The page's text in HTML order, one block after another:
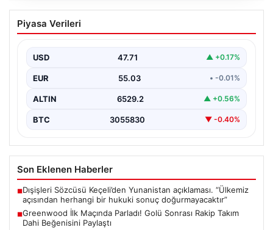
Greenwood İlk Maçında Parladı! Golü
Sonrası Rakip Takım Dahi Beğenisini
Mason Greenwood, yeni takımı Fenerbahçe ile önemli
Piyasa Verileri
USD 47.71 ▲ +0.17%
EUR 55.03 • -0.01%
ALTIN 6529.2 ▲ +0.56%
BTC 3055830 ▼ -0.40%
Son Eklenen Haberler
■Dışişleri Sözcüsü Keçeli’den Yunanistan açıklaması. “Ülkemiz
açısından herhangi bir hukuki sonuç doğurmayacaktır”
■Greenwood İlk Maçında Parladı! Golü Sonrası Rakip Takım
Dahi Beğenisini Paylaştı